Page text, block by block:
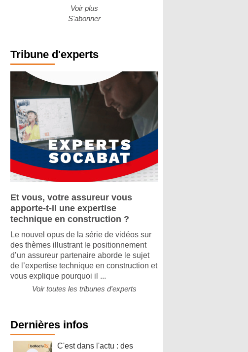
Voir plus
S'abonner
Tribune d'experts
Et vous, votre assureur vous
apporte-t-il une expertise
technique en construction ?
Le nouvel opus de la série de vidéos sur
des thèmes illustrant le positionnement
d’un assureur partenaire aborde le sujet
de l’expertise technique en construction et
vous explique pourquoi il ...
Voir toutes les tribunes d'experts
Dernières infos
C'est dans l'actu : des